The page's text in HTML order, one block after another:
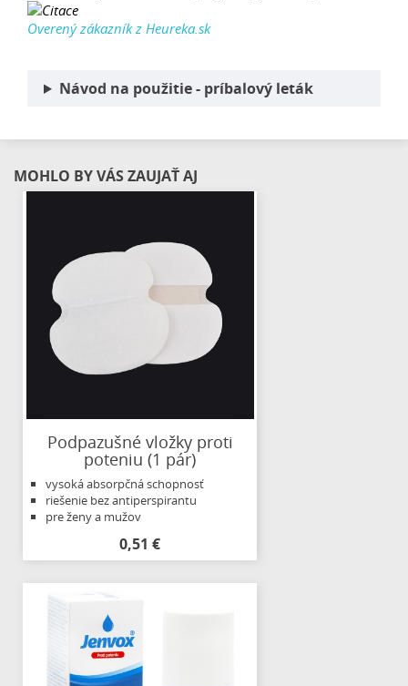
Overený zákazník z Heureka.sk
Návod na použitie - príbalový leták
MOHLO BY VÁS ZAUJAŤ AJ
Podpazušné vložky proti
poteniu (1 pár)
vysoká absorpčná schopnosť
riešenie bez antiperspirantu
pre ženy a mužov
0,51 €